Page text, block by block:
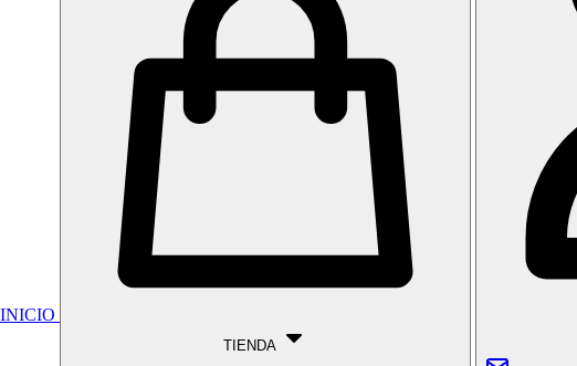
INICIO
TIENDA